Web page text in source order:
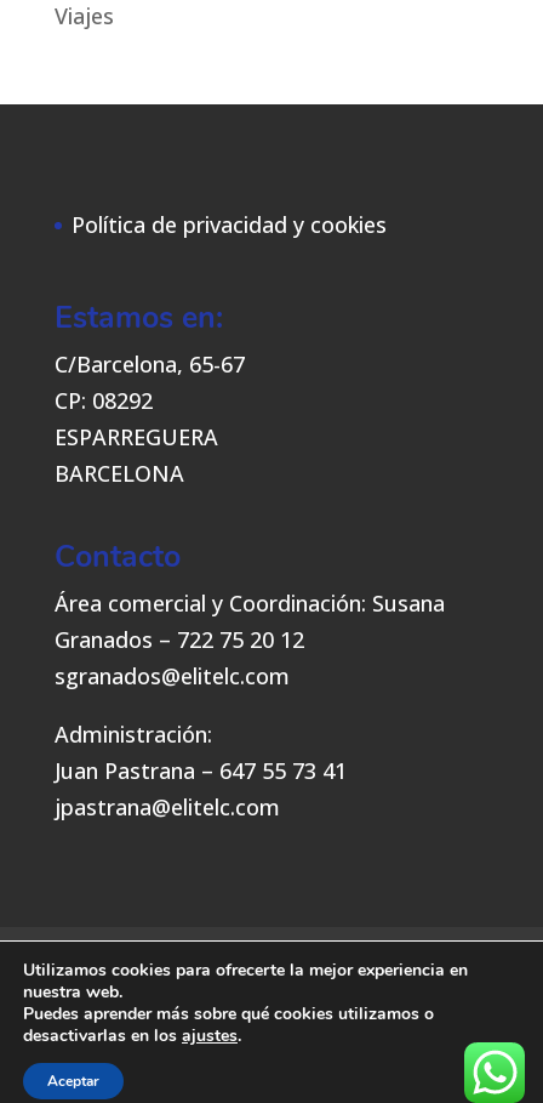
Viajes
Política de privacidad y cookies
Estamos en:
C/Barcelona, 65-67
CP: 08292
ESPARREGUERA
BARCELONA
Contacto
Área comercial y Coordinación: Susana
Granados – 722 75 20 12
sgranados@elitelc.com
Administración:
Juan Pastrana – 647 55 73 41
jpastrana@elitelc.com
Política de privacidad y cookies
Utilizamos cookies para ofrecerte la mejor experiencia en
nuestra web.
Puedes aprender más sobre qué cookies utilizamos o
desactivarlas en los ajustes.
Aceptar